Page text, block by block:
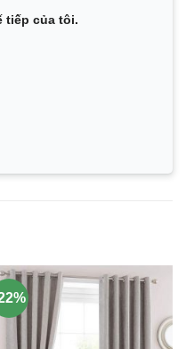
tiếp của tôi.